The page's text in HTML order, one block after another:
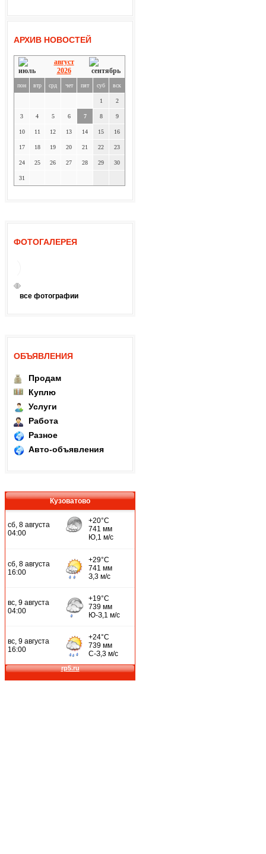
АРХИВ НОВОСТЕЙ
август
2026
пон втр срд чет пят суб вск
1 2
3 4 5 6 7 8 9
10 11 12 13 14 15 16
17 18 19 20 21 22 23
24 25 26 27 28 29 30
31
ФОТОГАЛЕРЕЯ
все фотографии
ОБЪЯВЛЕНИЯ
Продам
Куплю
Услуги
Работа
Разное
Авто-объявления
Кузоватово